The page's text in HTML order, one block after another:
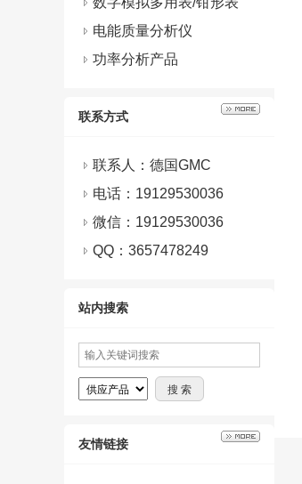
电能质量分析仪
功率分析产品
联系方式
联系人：德国GMC
电话：19129530036
微信： 19129530036
QQ： 3657478249
站内搜索
友情链接